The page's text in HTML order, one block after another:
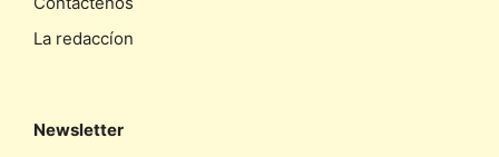
La redaccíon
Newsletter